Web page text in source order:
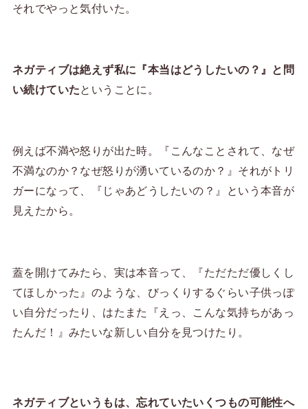
それでやっと気付いた。
ネガティブは絶えず私に『本当はどうしたいの？』と問
い続けていたということに。
例えば不満や怒りが出た時。『こんなことされて、なぜ
不満なのか？なぜ怒りが湧いているのか？』それがトリ
ガーになって、『じゃあどうしたいの？』という本音が
見えたから。
蓋を開けてみたら、実は本音って、『ただただ優しくし
てほしかった』のような、びっくりするぐらい子供っぽ
い自分だったり、はたまた『えっ、こんな気持ちがあっ
たんだ！』みたいな新しい自分を見つけたり。
ネガティブというもは、忘れていたいくつもの可能性へ